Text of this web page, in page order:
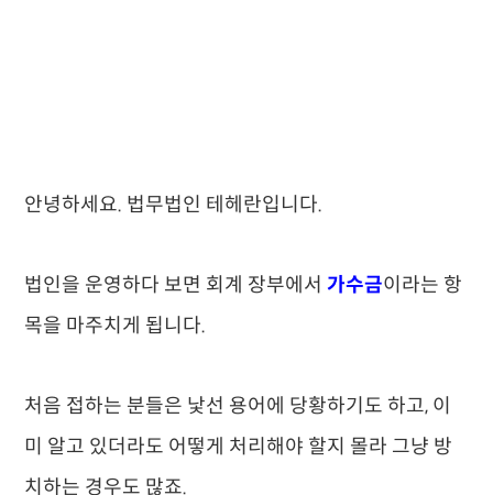
안녕하세요. 법무법인 테헤란입니다.
법인을 운영하다 보면 회계 장부에서 가수금이라는 항
목을 마주치게 됩니다.
처음 접하는 분들은 낯선 용어에 당황하기도 하고, 이
미 알고 있더라도 어떻게 처리해야 할지 몰라 그냥 방
치하는 경우도 많죠.